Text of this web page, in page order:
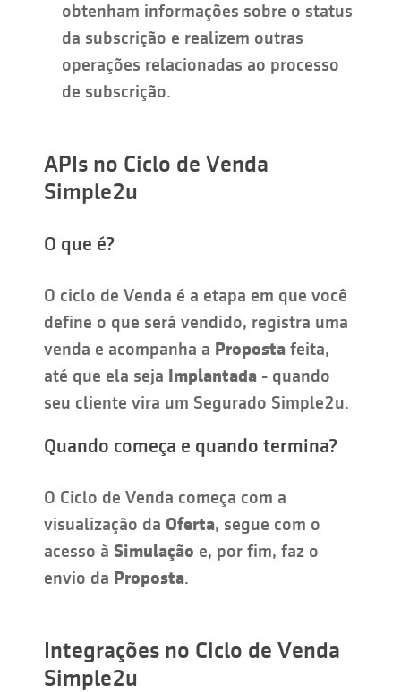
obtenham informações sobre o status
da subscrição e realizem outras
operações relacionadas ao processo
de subscrição.
APIs no Ciclo de Venda
Simple2u
O que é?
O ciclo de Venda é a etapa em que você
define o que será vendido, registra uma
venda e acompanha a Propostafeita,
até que ela seja Implantada- quando
seu cliente vira um Segurado Simple2u.
Quando começa e quando termina?
O Ciclo de Venda começa com a
visualização da Oferta, segue com o
acesso à Simulação e, por fim, faz o
envio da Proposta.
Integrações no Ciclo de Venda
Simple2u